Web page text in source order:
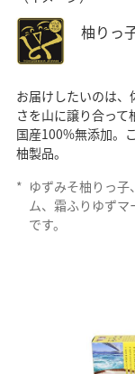
柚りっ
お届けしたいのは
さを山に譲り合って
国産100%無添加。
柚製品。
* ゆずみそ柚りっ
ム、霜ふりゆず
です。